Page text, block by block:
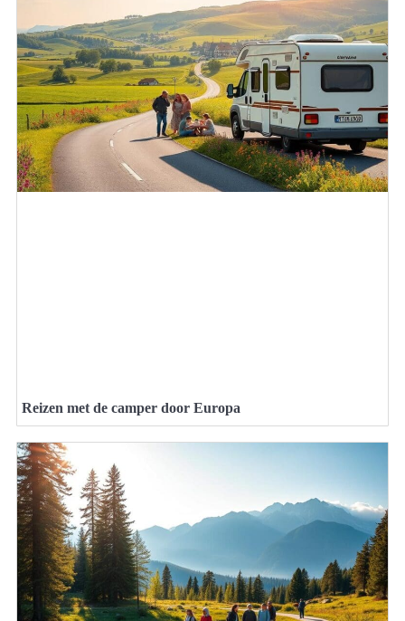
Reizen met de camper door Europa